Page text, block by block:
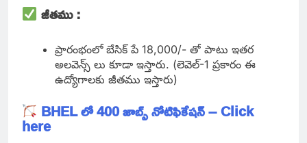
జీతము :
ప్రారంభంలో బేసిక్ పే 18,000/- తో పాటు ఇతర
అలవెన్స్ లు కూడా ఇస్తారు. (లెవెల్-1 ప్రకారం ఈ
ఉద్యోగాలకు జీతము ఇస్తారు)
BHEL లో 400 జాబ్స్ నోటిఫికేషన్ – Click
here